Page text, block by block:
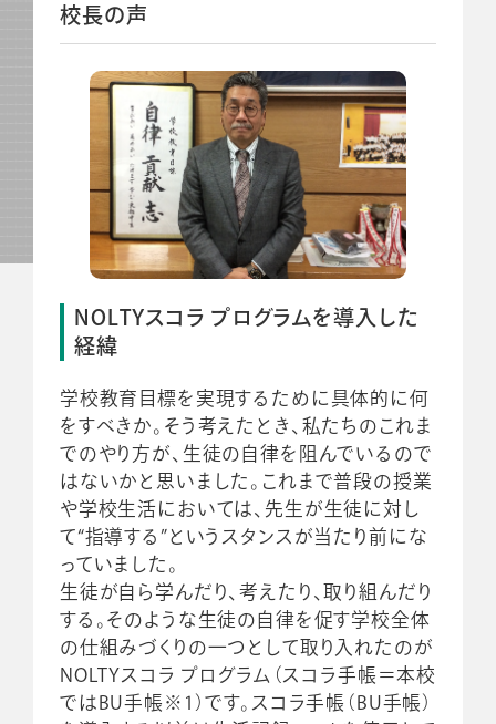
校長の声
NOLTYスコラ プログラムを導入した
経緯
学校教育目標を実現するために具体的に何
をすべきか。そう考えたとき、私たちのこれま
でのやり方が、生徒の自律を阻んでいるので
はないかと思いました。これまで普段の授業
や学校生活においては、先生が生徒に対し
て“指導する”というスタンスが当たり前にな
っていました。
生徒が自ら学んだり、考えたり、取り組んだり
する。そのような生徒の自律を促す学校全体
の仕組みづくりの一つとして取り入れたのが
NOLTYスコラ プログラム（スコラ手帳＝本校
ではBU手帳※1）です。スコラ手帳（BU手帳）